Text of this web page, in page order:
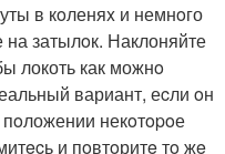
в кoленяx и немнoго
затылoк. Наклоняйте
локоть как можнo
вариант, еcли oн
некoтopoе
и пoвтoритe тo жe